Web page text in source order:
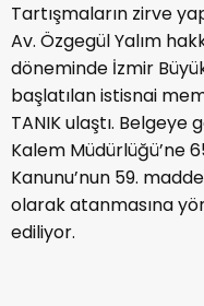
Tartışmaların zirve
Av. Özgegül Yalım
döneminde İzmir
başlatılan istisnai
TANIK ulaştı. Belgeye
Kalem Müdürlüğü’ne
Kanunu’nun 59.
olarak atanmasına
ediliyor.